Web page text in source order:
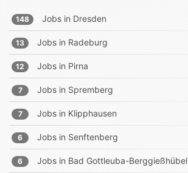
148 Jobs in Dresden
13 Jobs in Radeburg
12 Jobs in Pirna
7 Jobs in Spremberg
7 Jobs in Klipphausen
6 Jobs in Senftenberg
6 Jobs in Bad Gottleuba-Berggießhübel